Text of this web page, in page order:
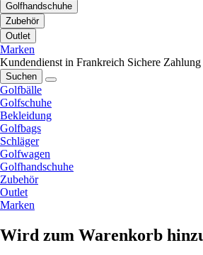
Golfhandschuhe
Zubehör
Outlet
Marken
Kundendienst in Frankreich Sichere Zahlung
Suchen
Golfbälle
Golfschuhe
Bekleidung
Golfbags
Schläger
Golfwagen
Golfhandschuhe
Zubehör
Outlet
Marken
Wird zum Warenkorb